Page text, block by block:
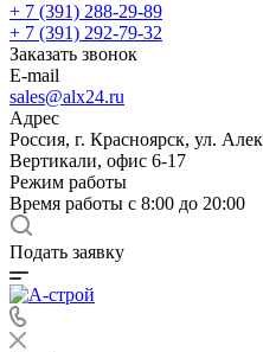
+ 7 (391) 288-29-89
+ 7 (391) 292-79-32
Заказать звонок
E-mail
sales@alx24.ru
Адрес
Россия, г. Красноярск, ул.
Вертикали, офис 6-17
Режим работы
Время работы с 8:00 до 20:00
Подать заявку